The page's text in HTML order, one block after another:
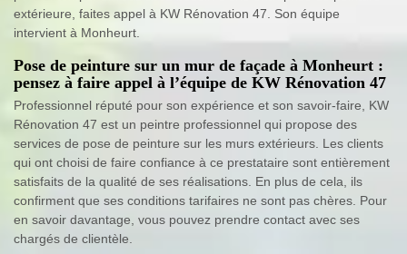
extérieure, faites appel à KW Rénovation 47. Son équipe
intervient à Monheurt.
Pose de peinture sur un mur de façade à Monheurt :
pensez à faire appel à l’équipe de KW Rénovation 47
Professionnel réputé pour son expérience et son savoir-faire, KW
Rénovation 47 est un peintre professionnel qui propose des
services de pose de peinture sur les murs extérieurs. Les clients
qui ont choisi de faire confiance à ce prestataire sont entièrement
satisfaits de la qualité de ses réalisations. En plus de cela, ils
confirment que ses conditions tarifaires ne sont pas chères. Pour
en savoir davantage, vous pouvez prendre contact avec ses
chargés de clientèle.